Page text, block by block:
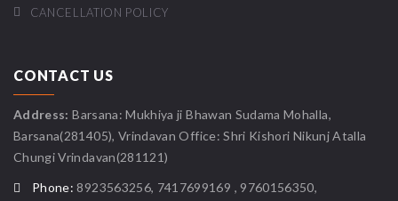
CANCELLATION POLICY
CONTACT US
Address: Barsana: Mukhiya ji Bhawan Sudama Mohalla,
Barsana(281405), Vrindavan Office: Shri Kishori Nikunj Atalla
Chungi Vrindavan(281121)
Phone: 8923563256, 7417699169 , 9760156350,